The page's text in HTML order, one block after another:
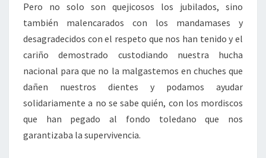
Pero no solo son quejicosos los jubilados, sino
también malencarados con los mandamases y
desagradecidos con el respeto que nos han tenido y el
cariño demostrado custodiando nuestra hucha
nacional para que no la malgastemos en chuches que
dañen nuestros dientes y podamos ayudar
solidariamente a no se sabe quién, con los mordiscos
que han pegado al fondo toledano que nos
garantizaba la supervivencia.